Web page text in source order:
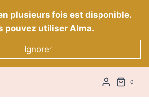
plusieurs fois est disponible.
pouvez utiliser Alma.
Ignorer
0